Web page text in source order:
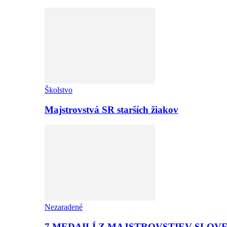
Školstvo
Majstrovstvá SR starších žiakov
Nezaradené